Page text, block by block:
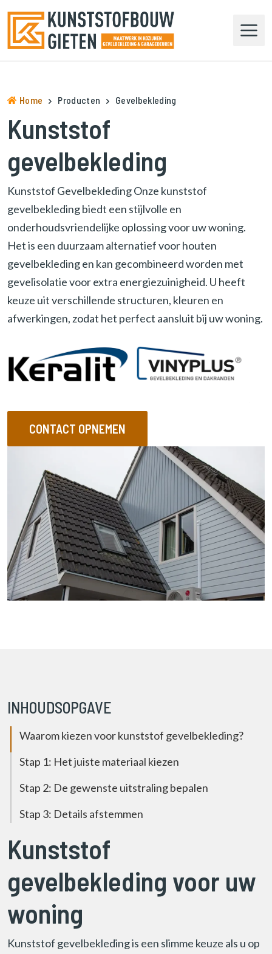
r
d
h
m
e
a
e
n
a
v
g
e
r
Home Producten Gevelbekleding
Kunststof
gevelbekleding
Kunststof Gevelbekleding Onze kunststof
gevelbekleding biedt een stijlvolle en
onderhoudsvriendelijke oplossing voor uw woning.
Het is een duurzaam alternatief voor houten
gevelbekleding en kan gecombineerd worden met
gevelisolatie voor extra energiezuinigheid. U heeft
keuze uit verschillende structuren, kleuren en
afwerkingen, zodat het perfect aansluit bij uw woning.
CONTACT OPNEMEN
INHOUDSOPGAVE
Waarom kiezen voor kunststof gevelbekleding?
Stap 1: Het juiste materiaal kiezen
Stap 2: De gewenste uitstraling bepalen
Stap 3: Details afstemmen
Kunststof
gevelbekleding voor uw
woning
Kunststof gevelbekleding is een slimme keuze als u op